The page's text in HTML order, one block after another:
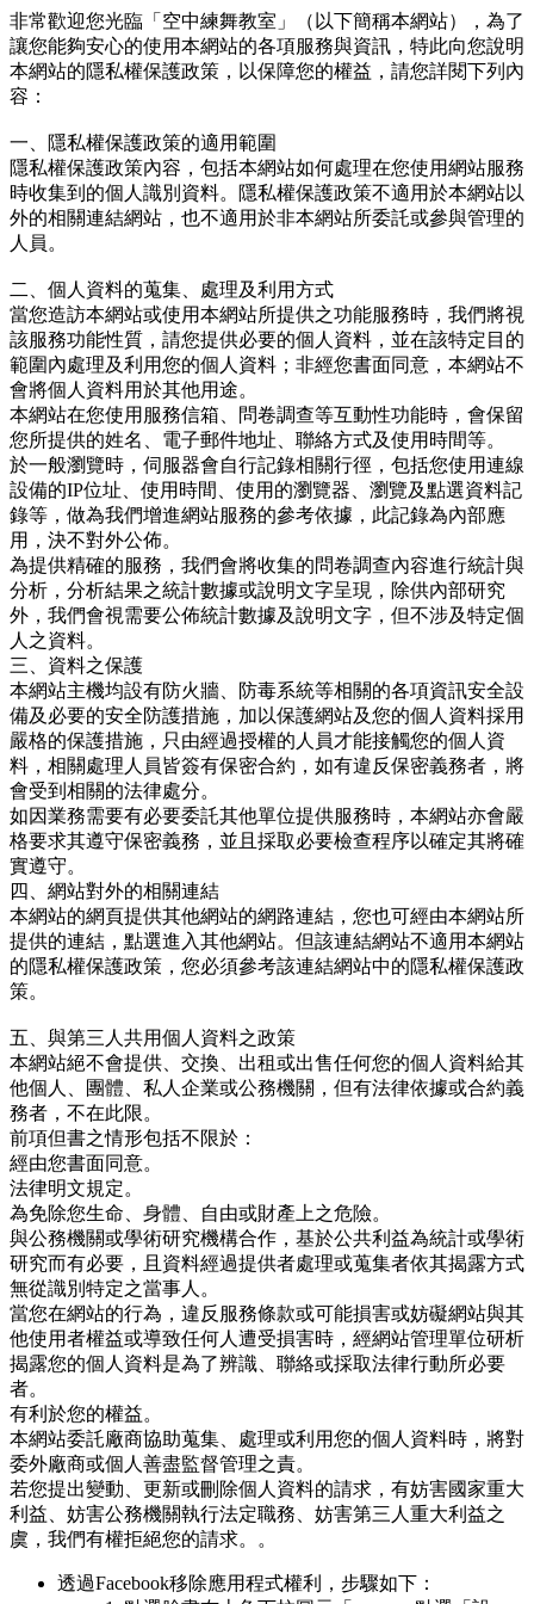
非常歡迎您光臨「空中練舞教室」（以下簡稱本網站），為了
讓您能夠安心的使用本網站的各項服務與資訊，特此向您說明
本網站的隱私權保護政策，以保障您的權益，請您詳閱下列內
容：
一、隱私權保護政策的適用範圍
隱私權保護政策內容，包括本網站如何處理在您使用網站服務
時收集到的個人識別資料。隱私權保護政策不適用於本網站以
外的相關連結網站，也不適用於非本網站所委託或參與管理的
人員。
二、個人資料的蒐集、處理及利用方式
當您造訪本網站或使用本網站所提供之功能服務時，我們將視
該服務功能性質，請您提供必要的個人資料，並在該特定目的
範圍內處理及利用您的個人資料；非經您書面同意，本網站不
會將個人資料用於其他用途。
本網站在您使用服務信箱、問卷調查等互動性功能時，會保留
您所提供的姓名、電子郵件地址、聯絡方式及使用時間等。
於一般瀏覽時，伺服器會自行記錄相關行徑，包括您使用連線
設備的IP位址、使用時間、使用的瀏覽器、瀏覽及點選資料記
錄等，做為我們增進網站服務的參考依據，此記錄為內部應
用，決不對外公佈。
為提供精確的服務，我們會將收集的問卷調查內容進行統計與
分析，分析結果之統計數據或說明文字呈現，除供內部研究
外，我們會視需要公佈統計數據及說明文字，但不涉及特定個
人之資料。
三、資料之保護
本網站主機均設有防火牆、防毒系統等相關的各項資訊安全設
備及必要的安全防護措施，加以保護網站及您的個人資料採用
嚴格的保護措施，只由經過授權的人員才能接觸您的個人資
料，相關處理人員皆簽有保密合約，如有違反保密義務者，將
會受到相關的法律處分。
如因業務需要有必要委託其他單位提供服務時，本網站亦會嚴
格要求其遵守保密義務，並且採取必要檢查程序以確定其將確
實遵守。
四、網站對外的相關連結
本網站的網頁提供其他網站的網路連結，您也可經由本網站所
提供的連結，點選進入其他網站。但該連結網站不適用本網站
的隱私權保護政策，您必須參考該連結網站中的隱私權保護政
策。
五、與第三人共用個人資料之政策
本網站絕不會提供、交換、出租或出售任何您的個人資料給其
他個人、團體、私人企業或公務機關，但有法律依據或合約義
務者，不在此限。
前項但書之情形包括不限於：
經由您書面同意。
法律明文規定。
為免除您生命、身體、自由或財產上之危險。
與公務機關或學術研究機構合作，基於公共利益為統計或學術
研究而有必要，且資料經過提供者處理或蒐集者依其揭露方式
無從識別特定之當事人。
當您在網站的行為，違反服務條款或可能損害或妨礙網站與其
他使用者權益或導致任何人遭受損害時，經網站管理單位研析
揭露您的個人資料是為了辨識、聯絡或採取法律行動所必要
者。
有利於您的權益。
本網站委託廠商協助蒐集、處理或利用您的個人資料時，將對
委外廠商或個人善盡監督管理之責。
若您提出變動、更新或刪除個人資料的請求，有妨害國家重大
利益、妨害公務機關執行法定職務、妨害第三人重大利益之
虞，我們有權拒絕您的請求。。
透過Facebook移除應用程式權利，步驟如下：